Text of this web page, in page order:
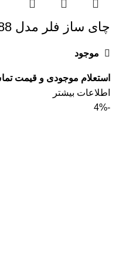
چای ساز فلر مدل FELLER TS 288
موجود
اطلاعات بیشتر
-4%